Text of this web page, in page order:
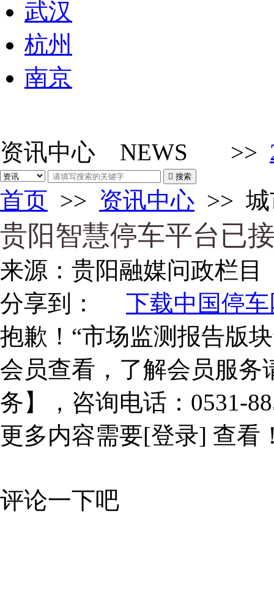
武汉
杭州
南京
资讯中心 NEWS >>
 搜索
首页 >> 资讯中心 >>
贵阳智慧停车平台已
来源： 贵阳融媒问政栏目
分享到：
下载中国停车
抱歉！“市场监测报告版
会员查看，了解会员服务
务】，咨询电话：0531-
更多内容需要[登录] 查看
评论一下吧